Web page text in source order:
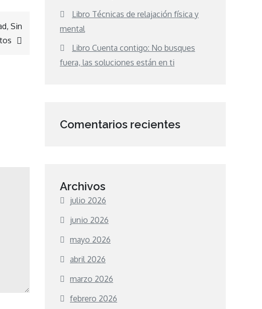
Sin
Libro Técnicas de relajación física y
mental
Libro Cuenta contigo: No busques
fuera, las soluciones están en ti
Comentarios recientes
Archivos
julio 2026
junio 2026
mayo 2026
abril 2026
marzo 2026
febrero 2026